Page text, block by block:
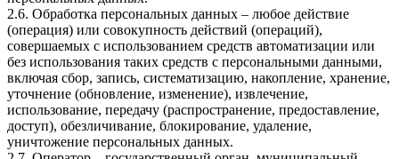
2.6. Обработка персональных данных – любое действие
(операция) или совокупность действий (операций),
совершаемых с использованием средств автоматизации или
без использования таких средств с персональными данными,
включая сбор, запись, систематизацию, накопление, хранение,
уточнение (обновление, изменение), извлечение,
использование, передачу (распространение, предоставление,
доступ), обезличивание, блокирование, удаление,
уничтожение персональных данных.